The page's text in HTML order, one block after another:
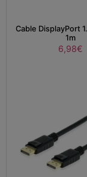
Cable DisplayPort
1m
6,98€